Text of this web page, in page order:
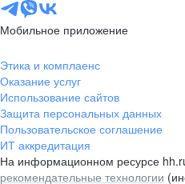
Мобильное приложение
Этика и комплаенс
Оказание услуг
Использование сайтов
Защита персональных данных
Пользовательское соглашение
ИТ аккредитация
На информационном ресурсе
рекомендательные технологии